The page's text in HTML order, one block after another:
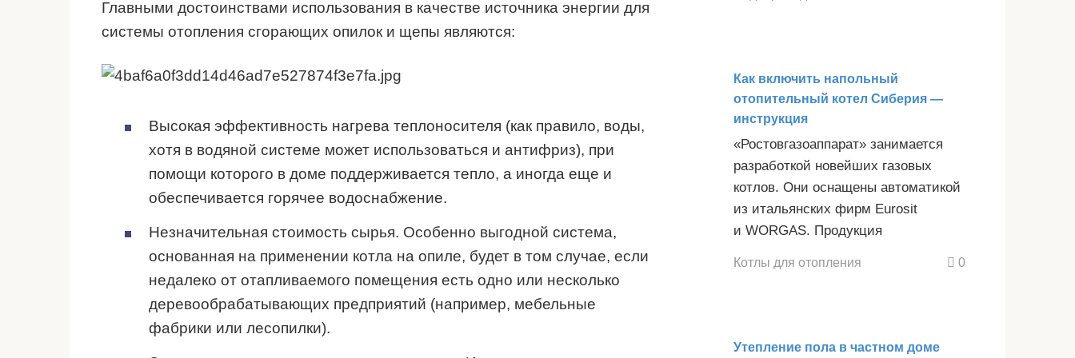
Главными достоинствами использования в качестве источника энергии для
системы отопления сгорающих опилок и щепы являются:
Высокая эффективность нагрева теплоносителя (как правило, воды,
хотя в водяной системе может использоваться и антифриз), при
помощи которого в доме поддерживается тепло, а иногда еще и
обеспечивается горячее водоснабжение.
Незначительная стоимость сырья. Особенно выгодной система,
основанная на применении котла на опиле, будет в том случае, если
недалеко от отапливаемого помещения есть одно или несколько
деревообрабатывающих предприятий (например, мебельные
фабрики или лесопилки).
Как включить напольный
отопительный котел Сиберия —
инструкция
«Ростовгазоаппарат» занимается
разработкой новейших газовых
котлов. Они оснащены автоматикой
из итальянских фирм Eurosit
и WORGAS. Продукция
Котлы для отопления 0
Утепление пола в частном доме